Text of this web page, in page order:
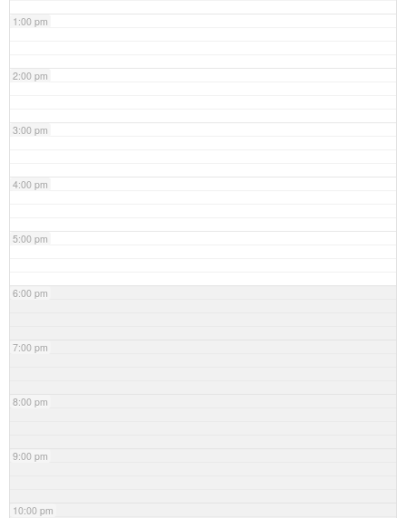
1:00 pm
2:00 pm
3:00 pm
4:00 pm
5:00 pm
6:00 pm
7:00 pm
8:00 pm
9:00 pm
10:00 pm